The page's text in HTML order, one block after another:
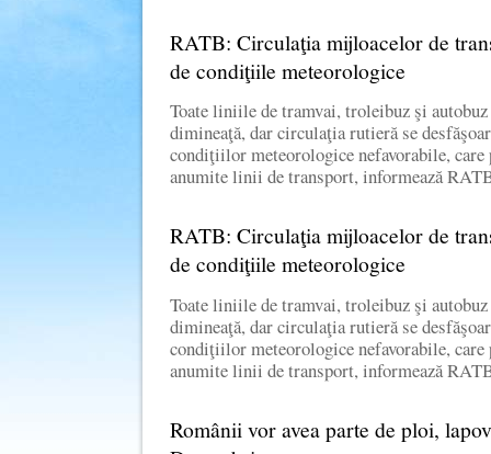
RATB: Circulaţia mijloacelor de
de condiţiile meteorologice
Toate liniile de tramvai, troleibuz şi
dimineaţă, dar circulaţia rutieră se
condiţiilor meteorologice nefavorabile,
anumite linii de transport, informează
RATB: Circulaţia mijloacelor de
de condiţiile meteorologice
Toate liniile de tramvai, troleibuz şi
dimineaţă, dar circulaţia rutieră se
condiţiilor meteorologice nefavorabile,
anumite linii de transport, informează
Românii vor avea parte de ploi,